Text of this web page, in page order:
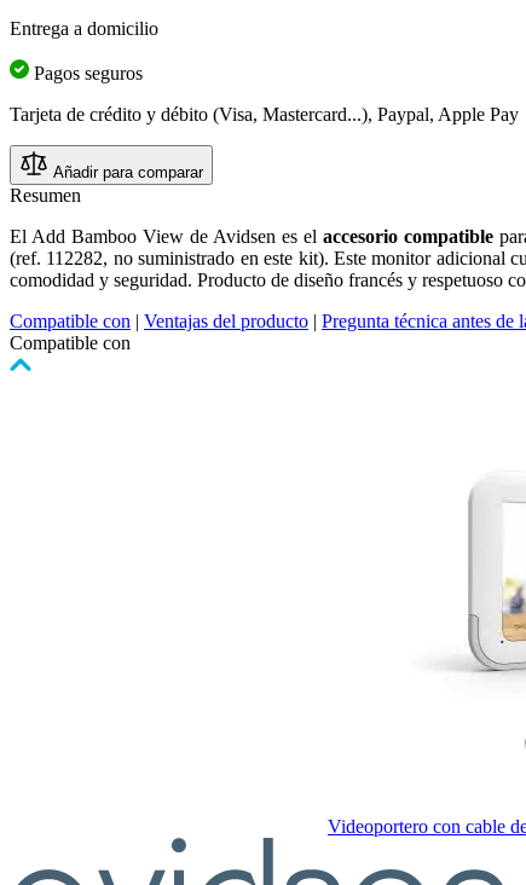
Entrega a domicilio
Pagos seguros
Tarjeta de crédito y débito (Visa, Mastercard...), Paypal, Apple Pay
Añadir para comparar
Resumen
El Add Bamboo View de Avidsen es elaccesorio compatible
(ref. 112282, no suministrado en este kit). Este monitor adicional
comodidad y seguridad. Producto de diseño francés y respetuoso
Compatible con | Ventajas del producto | Pregunta técnica antes de
Compatible con
Videoportero con cable